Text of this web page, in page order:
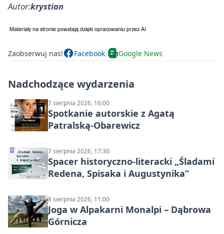
Autor:krystian
Zaobserwuj nas! Facebook Google News
Nadchodzące wydarzenia
7 sierpnia 2026, 16:00
Spotkanie autorskie z Agatą
Patralską-Obarewicz
7 sierpnia 2026, 17:30
Spacer historyczno-literacki „Śladami
Redena, Spisaka i Augustynika”
8 sierpnia 2026, 11:00
Joga w Alpakarni Monalpi – Dąbrowa
Górnicza